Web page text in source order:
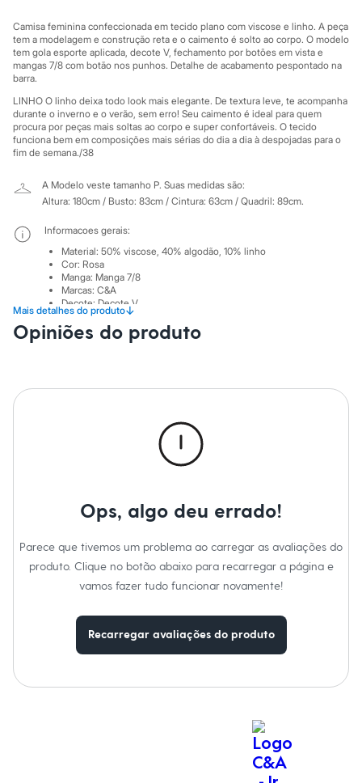
City
Clock House
Mindset
Sawary
Yessica
Acessórios
Blusas
Calçados
Leggings
Tops
Moda íntima
Calcinhas
Cintas e Modeladores
Meias
Pijamas
Sutiãs e Tops
Moda praia
Biquínis
Maiôs
Saídas de praia
Personagens
Casacos e Jaquetas
Roupas
Bermudas
Camisas
Casacos e Jaquetas
Bolsas e Mochilas
Chapéus e Bonés
Camisa feminina confeccionada em tecido plano com viscose e linho. A peça
tem a modelagem e construção reta e o caimento é solto ao corpo. O modelo
tem gola esporte aplicada, decote V, fechamento por botões em vista e
mangas 7/8 com botão nos punhos. Detalhe de acabamento pespontado na
barra.
LINHO O linho deixa todo look mais elegante. De textura leve, te acompanha
durante o inverno e o verão, sem erro! Seu caimento é ideal para quem
procura por peças mais soltas ao corpo e super confortáveis. O tecido
funciona bem em composições mais sérias do dia a dia à despojadas para o
fim de semana./38
A Modelo veste tamanho P. Suas medidas são:
Altura: 180cm / Busto: 83cm / Cintura: 63cm / Quadril: 89cm.
Mais detalhes do produto↓
Informacoes gerais:
Material: 50% viscose, 40% algodão, 10% linho
Cor: Rosa
Manga: Manga 7/8
Marcas: C&A
Decote: Decote V
Tipo: Camisa
Gênero Feminino
Não alvejar.
Passar em temperatura mínima.
Opiniões do produto
Ops, algo deu errado!
Parece que tivemos um problema ao carregar as avaliações do
produto. Clique no botão abaixo para recarregar a página e
vamos fazer tudo funcionar novamente!
Recarregar avaliações do produto